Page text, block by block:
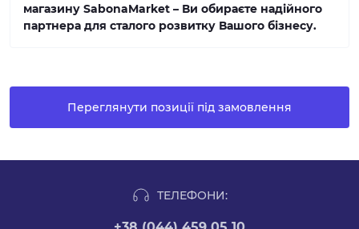
магазину SabonaMarket – Ви обираєте надійного
партнера для сталого розвитку Вашого бізнесу.
Переглянути позиції під замовлення
ТЕЛЕФОНИ: